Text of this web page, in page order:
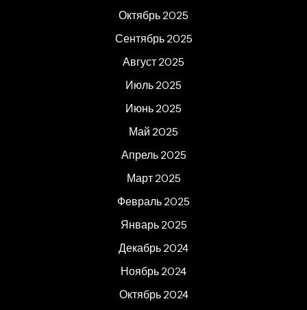
Октябрь 2025
Сентябрь 2025
Август 2025
Июль 2025
Июнь 2025
Май 2025
Апрель 2025
Март 2025
Февраль 2025
Январь 2025
Декабрь 2024
Ноябрь 2024
Октябрь 2024